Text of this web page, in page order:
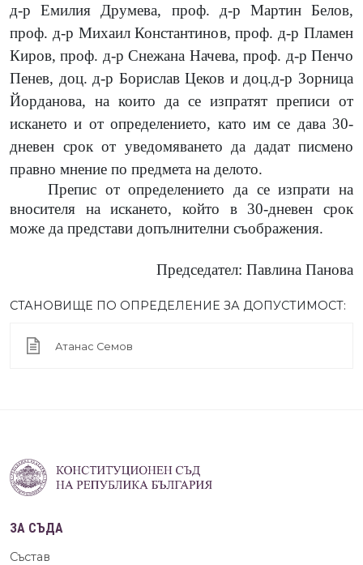
д-р Емилия Друмева, проф. д-р Мартин Белов,
проф. д-р Михаил Константинов, проф. д-р Пламен
Киров, проф. д-р Снежана Начева, проф. д-р Пенчо
Пенев, доц. д-р Борислав Цеков и доц.д-р Зорница
Йорданова, на които да се изпратят преписи от
искането и от определението, като им се дава 30-
дневен срок от уведомяването да дадат писмено
правно мнение по предмета на делото.
Препис от определението да се изпрати на
вносителя на искането, който в 30-дневен срок
може да представи допълнителни съображения.
Председател: Павлина Панова
СТАНОВИЩЕ ПО ОПРЕДЕЛЕНИЕ ЗА ДОПУСТИМОСТ:
Атанас Семов
ЗА СЪДА
Състав